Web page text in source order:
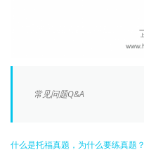
常见问题Q&A
什么是托福真题，为什么要练真题？